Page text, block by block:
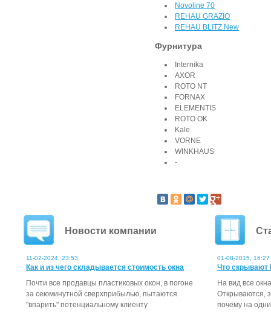
Novoline 70
REHAU GRAZIO
REHAU BLITZ New
Фурнитура
Internika
AXOR
ROTO NT
FORNAX
ELEMENTIS
ROTO OK
Kale
VORNE
WINKHAUS
-
Новости компании
11-02-2024, 23:53
Как и из чего складывается стоимость окна
Почти все продавцы пластиковых окон, в погоне
за сеюминутной сверхприбылью, пытаются
"впарить" потенциальному клиенту
01-08-2015, 16:27
Что
На вид все
Открываются,
почему на